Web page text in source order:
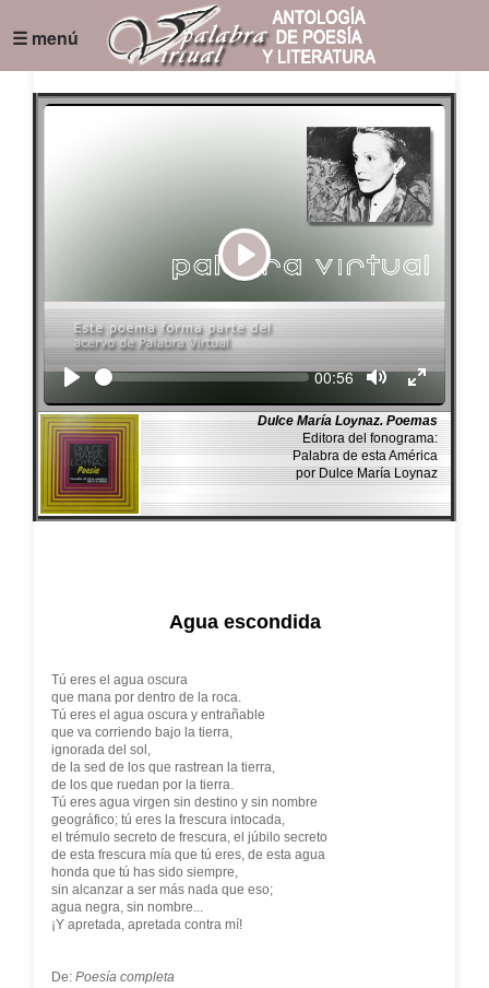
☰ menú
Play
Seek Current
00:56
Dulce María Loynaz. Poemas
Editora del fonograma:
Palabra de esta América
por Dulce María Loynaz
Agua escondida
Tú eres el agua oscura
que mana por dentro de la roca.
Tú eres el agua oscura y entrañable
que va corriendo bajo la tierra,
ignorada del sol,
de la sed de los que rastrean la tierra,
de los que ruedan por la tierra.
Tú eres agua virgen sin destino y sin nombre
geográfico; tú eres la frescura intocada,
el trémulo secreto de frescura, el júbilo secreto
de esta frescura mía que tú eres, de esta agua
honda que tú has sido siempre,
sin alcanzar a ser más nada que eso;
agua negra, sin nombre...
¡Y apretada, apretada contra mí!
De: Poesía completa